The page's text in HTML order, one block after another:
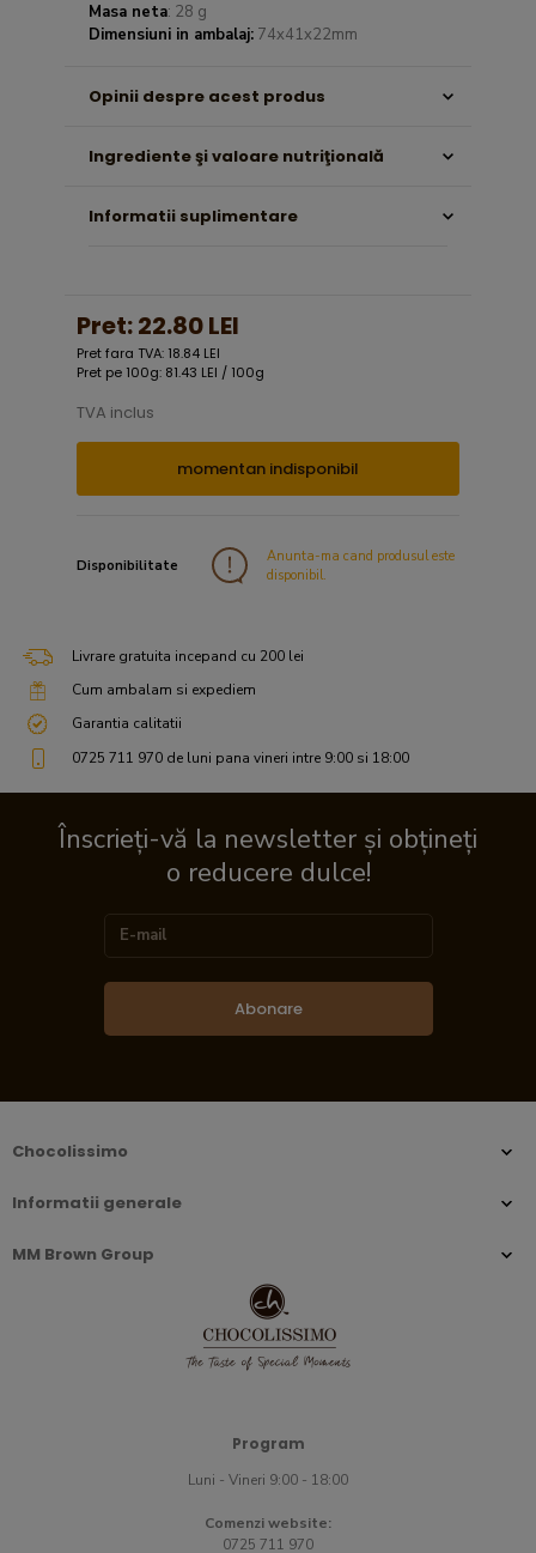
Masa neta: 28 g
Dimensiuni in ambalaj: 74x41x22mm
Opinii despre acest produs
Ingrediente şi valoare nutriţională
Informatii suplimentare
Pret:22.80 LEI
Pret fara TVA: 18.84 LEI
Pret pe 100g: 81.43 LEI / 100g
TVA inclus
momentan indisponibil
Disponibilitate
Anunta-ma cand produsul este
disponibil.
Livrare gratuita incepand cu 200 lei
Cum ambalam si expediem
Garantia calitatii
0725 711 970 de luni pana vineri intre 9:00 si 18:00
Înscrieți-vă la newsletter și obțineți
o reducere dulce!
Abonare
Chocolissimo
Informatii generale
MM Brown Group
Program
Luni - Vineri 9:00 - 18:00
Comenzi website:
0725 711 970